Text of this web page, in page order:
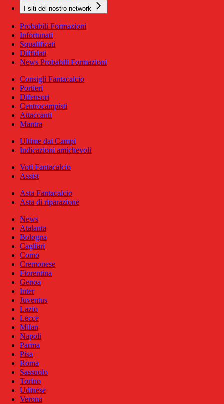
I siti del nostro network
Probabili Formazioni
Infortunati
Squalificati
Diffidati
News Probabili Formazioni
Consigli Fantacalcio
Portieri
Difensori
Centrocampisti
Attaccanti
Mantra
Ultime dai Campi
Indicazioni amichevoli
Voti Fantacalcio
Assist
Asta Fantacalcio
Asta di riparazione
News
Atalanta
Bologna
Cagliari
Como
Cremonese
Fiorentina
Genoa
Inter
Juventus
Lazio
Lecce
Milan
Napoli
Parma
Pisa
Roma
Sassuolo
Torino
Udinese
Verona